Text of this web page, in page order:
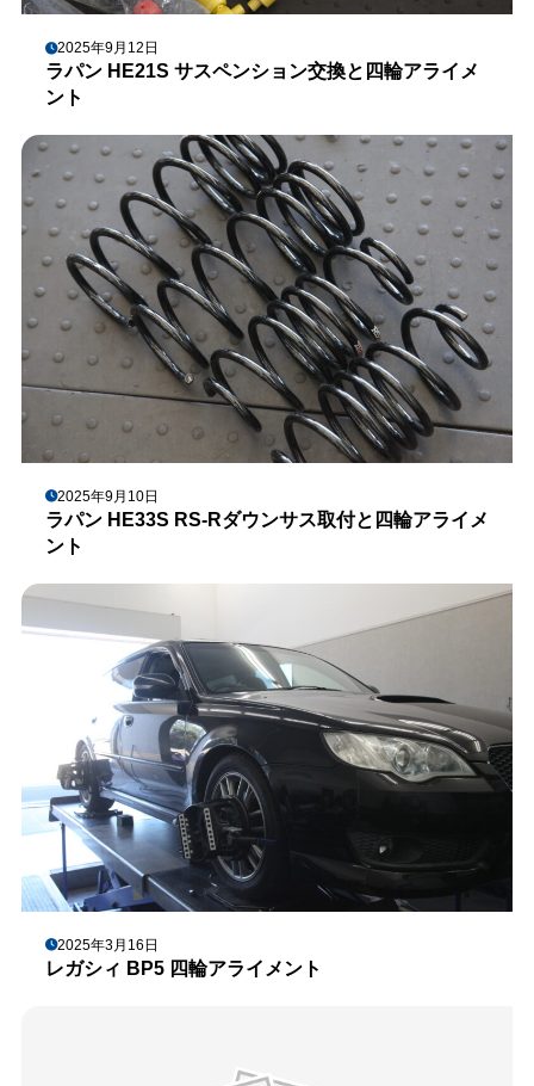
2025年9月12日
ラパン HE21S サスペンション交換と四輪アライメ
ント
2025年9月10日
ラパン HE33S RS-Rダウンサス取付と四輪アライメ
ント
2025年3月16日
レガシィ BP5 四輪アライメント